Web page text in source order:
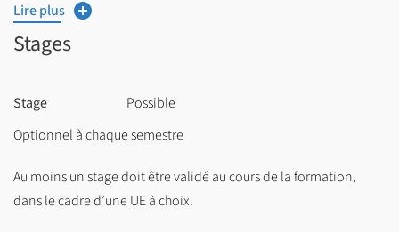
par la recherche, grâce à des enseignements spécialisés de haut
niveau qui vous permettent d’envisager de poursuivre un
Aux heures d’enseignement, il convient d’ajouter la possibilité
Lire plus
Stages
Stage
Possible
Optionnel à chaque semestre
Au moins un stage doit être validé au cours de la formation,
dans le cadre d’une UE à choix.